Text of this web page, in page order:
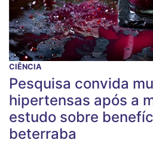
CIÊNCIA
Pesquisa convida
hipertensas após a
estudo sobre
beterraba